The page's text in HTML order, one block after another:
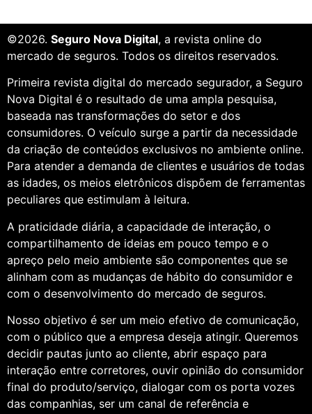
©2026. Seguro Nova Digital, a revista online do
mercado de seguros. Todos os direitos reservados.
Primeira revista digital do mercado segurador, a Seguro
Nova Digital é o resultado de uma ampla pesquisa,
baseada nas transformações do setor e dos
consumidores. O veículo surge a partir da necessidade
da criação de conteúdos exclusivos no ambiente online.
Para atender a demanda de clientes e usuários de todas
as idades, os meios eletrônicos dispõem de ferramentas
peculiares que estimulam à leitura.
A praticidade diária, a capacidade de interação, o
compartilhamento de ideias em pouco tempo e o
apreço pelo meio ambiente são componentes que se
alinham com as mudanças de hábito do consumidor e
com o desenvolvimento do mercado de seguros.
Nosso objetivo é ser um meio efetivo de comunicação,
com o público que a empresa deseja atingir. Queremos
decidir pautas junto ao cliente, abrir espaço para
interação entre corretores, ouvir opinião do consumidor
final do produto/serviço, dialogar com os porta vozes
das companhias, ser um canal de referência e